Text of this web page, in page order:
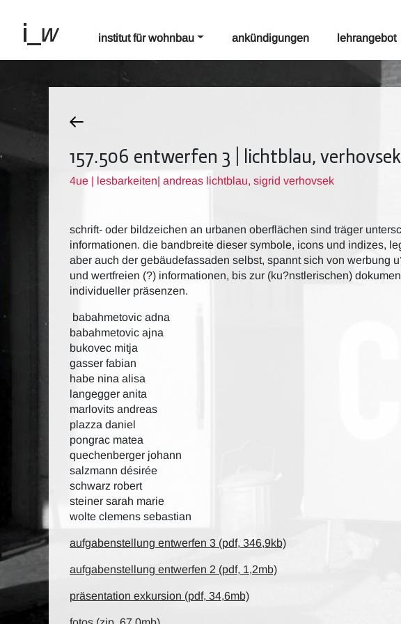
institut für wohnbau ankündigungen lehrangebot
157.506 entwerfen 3 | lichtblau, verhovsek
4ue | lesbarkeiten| andreas lichtblau, sigrid verhovsek
schrift- oder bildzeichen an urbanen oberflächen sind träger
informationen. die bandbreite dieser symbole, icons und indizes,
aber auch der gebäudefassaden selbst, spannt sich von werbung
und wertfreien (?) informationen, bis zur (ku?nstlerischen)
individueller präsenzen.
babahmetovic adna
babahmetovic ajna
bukovec mitja
gasser fabian
habe nina alisa
langegger anita
marlovits andreas
plazza daniel
pongrac matea
quechenberger johann
salzmann désirée
schwarz robert
steiner sarah marie
wolte clemens sebastian
aufgabenstellung entwerfen 3 (pdf, 346,9kb)
aufgabenstellung entwerfen 2 (pdf, 1,2mb)
präsentation exkursion (pdf, 34,6mb)